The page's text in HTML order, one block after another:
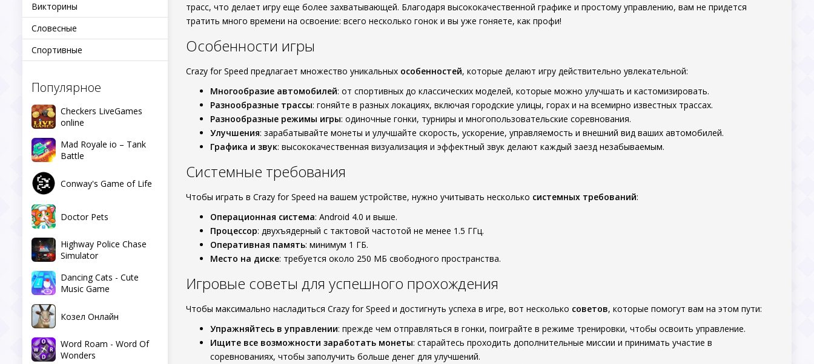
Викторины
Словесные
Спортивные
Популярное
Checkers LiveGames
online
Mad Royale io – Tank
Battle
Conway's Game of Life
Doctor Pets
Highway Police Chase
Simulator
Dancing Cats - Cute
Music Game
Козел Онлайн
Word Roam - Word Of
Wonders
трасс, что делает игру еще более захватывающей. Благодаря высококачественной графике и простому управлению, вам не придется
тратить много времени на освоение: всего несколько гонок и вы уже гоняете, как профи!
Особенности игры
Crazy for Speed предлагает множество уникальных особенностей, которые делают игру действительно увлекательной:
Многообразие автомобилей: от спортивных до классических моделей, которые можно улучшать и кастомизировать.
Разнообразные трассы: гоняйте в разных локациях, включая городские улицы, горах и на всемирно известных трассах.
Разнообразные режимы игры: одиночные гонки, турниры и многопользовательские соревнования.
Улучшения: зарабатывайте монеты и улучшайте скорость, ускорение, управляемость и внешний вид ваших автомобилей.
Графика и звук: высококачественная визуализация и эффектный звук делают каждый заезд незабываемым.
Системные требования
Чтобы играть в Crazy for Speed на вашем устройстве, нужно учитывать несколько системных требований:
Операционная система: Android 4.0 и выше.
Процессор: двухъядерный с тактовой частотой не менее 1.5 ГГц.
Оперативная память: минимум 1 ГБ.
Место на диске: требуется около 250 МБ свободного пространства.
Игровые советы для успешного прохождения
Чтобы максимально насладиться Crazy for Speed и достигнуть успеха в игре, вот несколько советов, которые помогут вам на этом пути:
Упражняйтесь в управлении: прежде чем отправляться в гонки, поиграйте в режиме тренировки, чтобы освоить управление.
Ищите все возможности заработать монеты: старайтесь проходить дополнительные миссии и принимать участие в
соревнованиях, чтобы заполучить больше денег для улучшений.